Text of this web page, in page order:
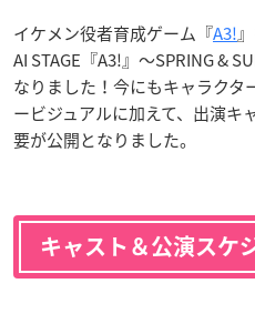
イケメン役者育成ゲーム『A3!
AI STAGE『A3!』～SPRING &
なりました！今にもキャラク
ービジュアルに加えて、出演キ
要が公開となりました。
キャスト＆公演スケ